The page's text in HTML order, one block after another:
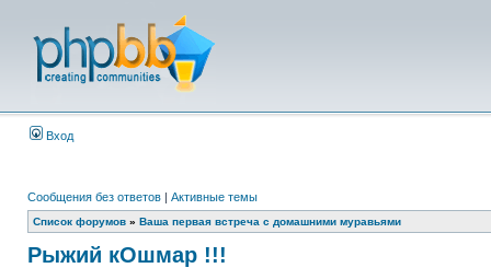
Вход
Сообщения без ответов | Активные темы
Список форумов » Ваша первая встреча с домашними муравьями
Рыжий кОшмар !!!